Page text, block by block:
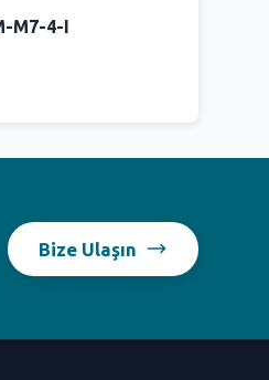
M7-4-I
Bize Ulaşın